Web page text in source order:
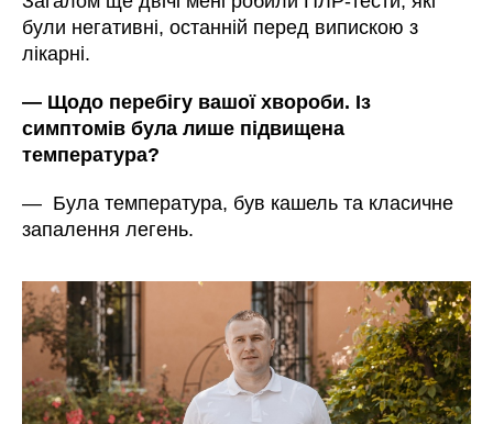
були негативні, останній перед випискою з
лікарні.
— Щодо перебігу вашої хвороби. Із
симптомів була лише підвищена
температура?
— Була температура, був кашель та класичне
запалення легень.